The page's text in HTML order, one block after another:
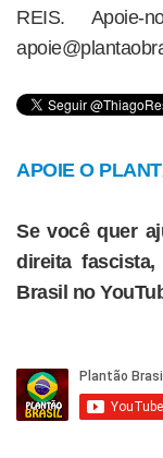
REIS.
APOIE O
Se você quer
direita
Brasil no